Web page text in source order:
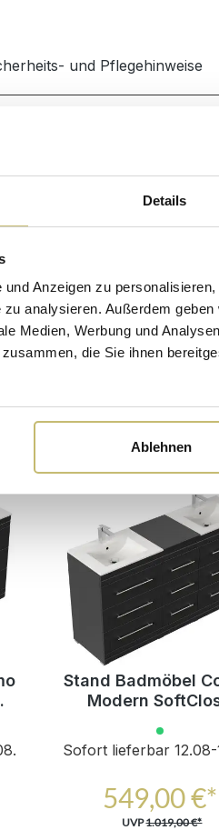
Details
Anzeigen zu
analysieren. Außerdem
Medien, Werbung und
die Sie ihnen
Ablehnen
und Pflegehinweise
Stand Badmöbel
Modern
Sofort lieferbar 12.08-
549,00 €*
UVP1.019,00 €*